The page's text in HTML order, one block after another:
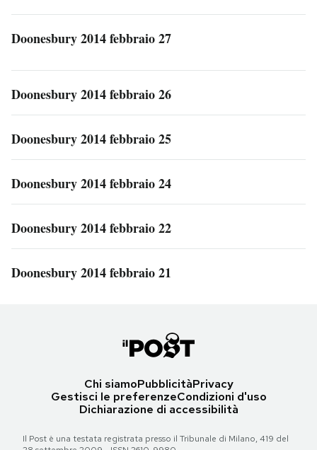
Doonesbury 2014 febbraio 27
Doonesbury 2014 febbraio 26
Doonesbury 2014 febbraio 25
Doonesbury 2014 febbraio 24
Doonesbury 2014 febbraio 22
Doonesbury 2014 febbraio 21
Chi siamoPubblicitàPrivacy
Gestisci le preferenzeCondizioni d'uso
Dichiarazione di accessibilità
Il Post è una testata registrata presso il Tribunale di Milano, 419 del